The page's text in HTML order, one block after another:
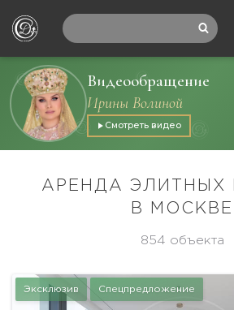
Видеообращение
Ирины Волиной
Смотреть видео
АРЕНДА ЭЛИТНЫХ
В МОСКВЕ
854 объекта
Эксклюзив Спецпредложение